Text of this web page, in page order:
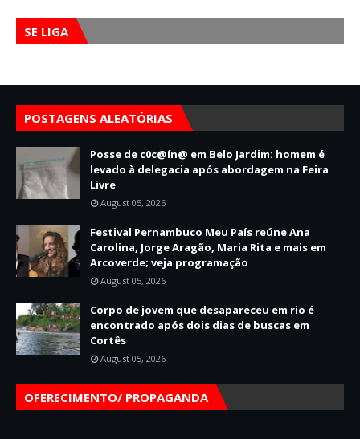
SE LIGA
POSTAGENS ALEATÓRIAS
Posse de c0c@ín@ em Belo Jardim: homem é
levado à delegacia após abordagem na Feira
Livre
August 05, 2026
Festival Pernambuco Meu País reúne Ana
Carolina, Jorge Aragão, Maria Rita e mais em
Arcoverde; veja programação
August 05, 2026
Corpo de jovem que desapareceu em rio é
encontrado após dois dias de buscas em
Cortês
August 05, 2026
OFERECIMENTO/ PROPAGANDA